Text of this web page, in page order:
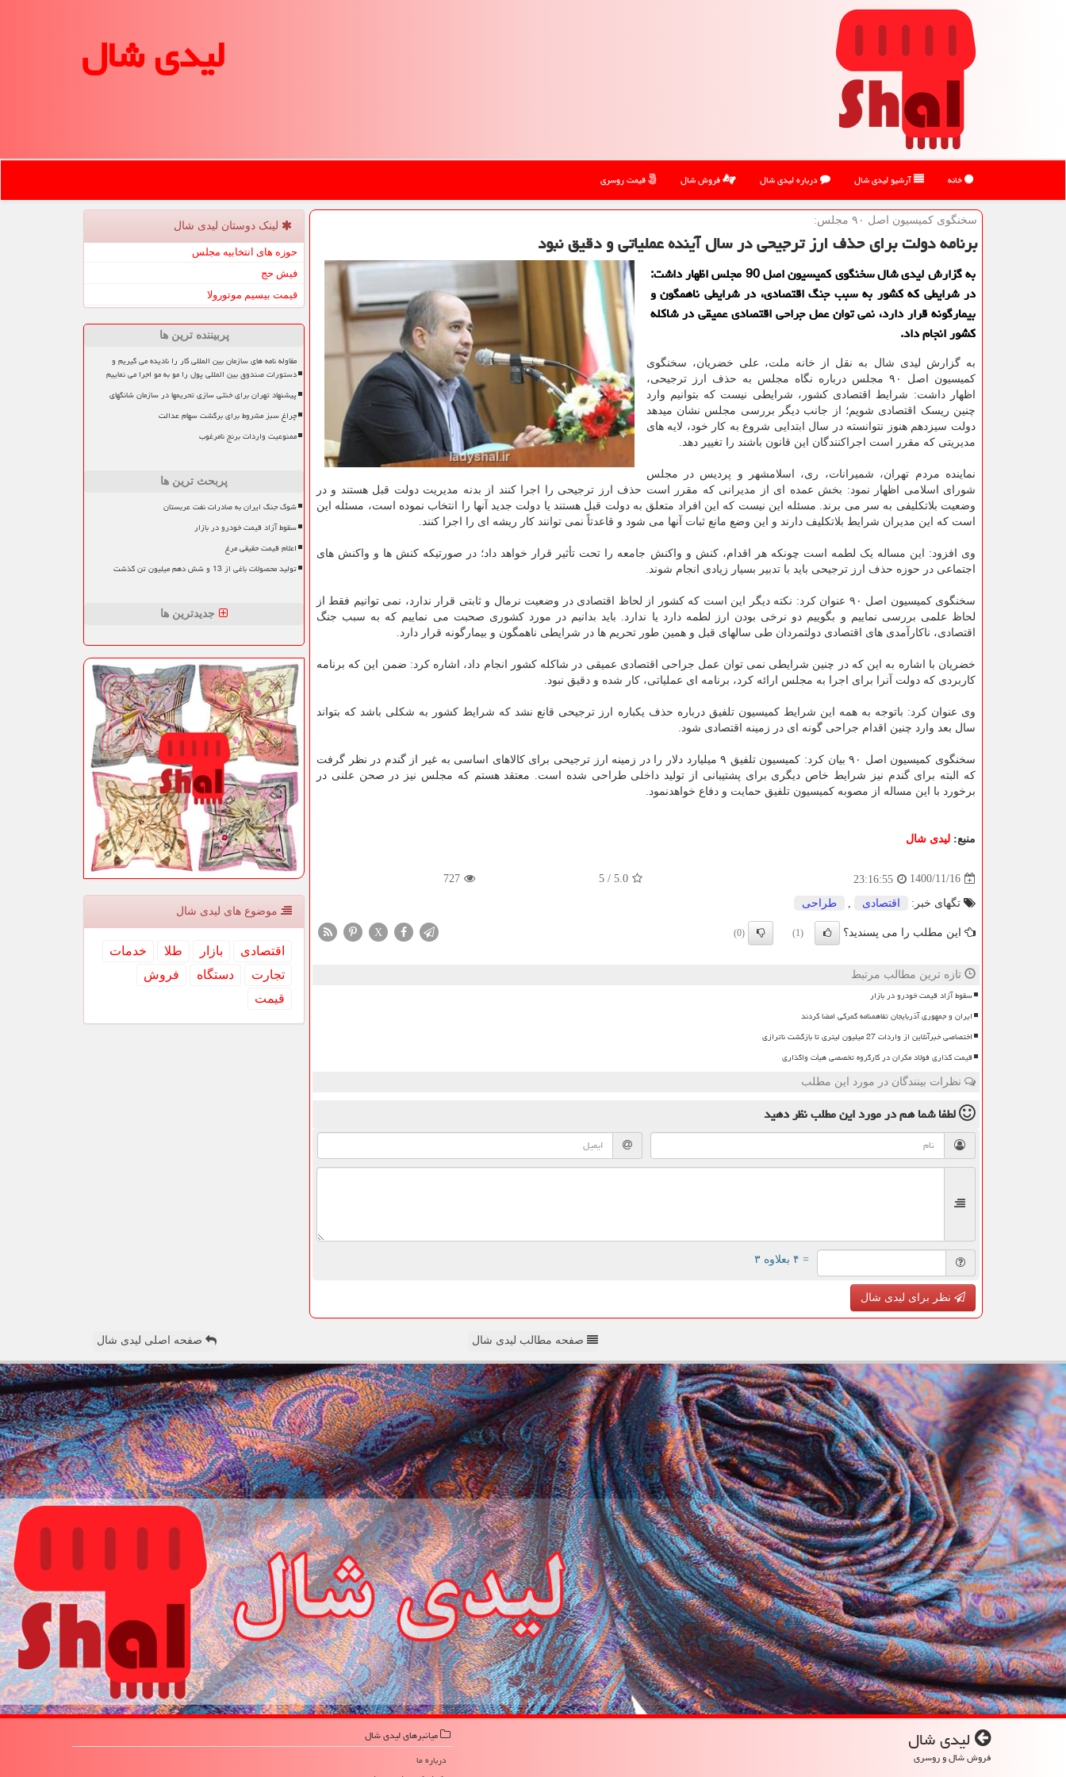
لیدی شال
خانه آرشیو لیدی شال درباره لیدی شال فروش شال قیمت روسری
سخنگوی كمیسیون اصل ۹۰ مجلس:
برنامه دولت برای حذف ارز ترجیحی در سال آینده عملیاتی و دقیق نبود
به گزارش لیدی شال سخنگوی کمیسیون اصل 90 مجلس اظهار داشت:
در شرایطی که کشور به سبب جنگ اقتصادی، در شرایطی ناهمگون و
بیمارگونه قرار دارد، نمی توان عمل جراحی اقتصادی عمیقی در شاکله
کشور انجام داد.
به گزارش لیدی شال به نقل از خانه ملت، علی خضریان، سخنگوی
کمیسیون اصل ۹۰ مجلس درباره نگاه مجلس به حذف ارز ترجیحی،
اظهار داشت: شرایط اقتصادی کشور، شرایطی نیست که بتوانیم وارد
چنین ریسک اقتصادی شویم؛ از جانب دیگر بررسی مجلس نشان میدهد
دولت سیزدهم هنوز نتوانسته در سال ابتدایی شروع به کار خود، لایه های
مدیریتی که مقرر است اجراکنندگان این قانون باشند را تغییر دهد.
نماینده مردم تهران، شمیرانات، ری، اسلامشهر و پردیس در مجلس
شورای اسلامی اظهار نمود: بخش عمده ای از مدیرانی که مقرر است حذف ارز ترجیحی را اجرا کنند از بدنه مدیریت دولت قبل هستند و در
وضعیت بلاتکلیفی به سر می برند. مسئله این نیست که این افراد متعلق به دولت قبل هستند یا دولت جدید آنها را انتخاب نموده است، مسئله این
است که این مدیران شرایط بلاتکلیف دارند و این وضع مانع ثبات آنها می شود و قاعدتاً نمی توانند کار ریشه ای را اجرا کنند.
وی افزود: این مساله یک لطمه است چونکه هر اقدام، کنش و واکنش جامعه را تحت تأثیر قرار خواهد داد؛ در صورتیکه کنش ها و واکنش های
اجتماعی در حوزه حذف ارز ترجیحی باید با تدبیر بسیار زیادی انجام شوند.
سخنگوی کمیسیون اصل ۹۰ عنوان کرد: نکته دیگر این است که کشور از لحاظ اقتصادی در وضعیت نرمال و ثابتی قرار ندارد، نمی توانیم فقط از
لحاظ علمی بررسی نماییم و بگوییم دو نرخی بودن ارز لطمه دارد یا ندارد. باید بدانیم در مورد کشوری صحبت می نماییم که به سبب جنگ
اقتصادی، ناکارآمدی های اقتصادی دولتمردان طی سالهای قبل و همین طور تحریم ها در شرایطی ناهمگون و بیمارگونه قرار دارد.
خضریان با اشاره به این که در چنین شرایطی نمی توان عمل جراحی اقتصادی عمیقی در شاکله کشور انجام داد، اشاره کرد: ضمن این که برنامه
کاربردی که دولت آنرا برای اجرا به مجلس ارائه کرد، برنامه ای عملیاتی، کار شده و دقیق نبود.
وی عنوان کرد: باتوجه به همه این شرایط کمیسیون تلفیق درباره حذف یکباره ارز ترجیحی قانع نشد که شرایط کشور به شکلی باشد که بتواند
سال بعد وارد چنین اقدام جراحی گونه ای در زمینه اقتصادی شود.
سخنگوی کمیسیون اصل ۹۰ بیان کرد: کمیسیون تلفیق ۹ میلیارد دلار را در زمینه ارز ترجیحی برای کالاهای اساسی به غیر از گندم در نظر گرفت
که البته برای گندم نیز شرایط خاص دیگری برای پشتیبانی از تولید داخلی طراحی شده است. معتقد هستم که مجلس نیز در صحن علنی در
برخورد با این مساله از مصوبه کمیسیون تلفیق حمایت و دفاع خواهدنمود.
منبع: لیدی شال
1400/11/16
23:16:55
5.0
/
5
727
تگهای خبر: اقتصادی طراحی
این مطلب را می پسندید؟ (1)
(0)
X
تازه ترین مطالب مرتبط
سقوط آزاد قیمت خودرو در بازار
ایران و جمهوری آذربایجان تفاهمنامه گمرکی امضا کردند
اختصاصی خبرآنلاین از واردات 27 میلیون لیتری تا بازگشت ناترازی
قیمت گذاری فولاد مکران در کارگروه تخصصی هیأت واگذاری
نظرات بینندگان در مورد این مطلب
لطفا شما همدر مورد این مطلبنظر دهید
= ۴ بعلاوه ۳
نظر برای لیدی شال
لینک دوستان لیدی شال
حوزه های انتخابیه مجلس
فیش حج
قیمت بیسیم موتورولا
پربیننده ترین ها
مقاوله نامه های سازمان بین المللی کار را نادیده می گیریم و
دستورات صندوق بین المللی پول را مو به مو اجرا می نماییم
پیشنهاد تهران برای خنثی سازی تحریمها در سازمان شانگهای
چراغ سبز مشروط برای برگشت سهام عدالت
ممنوعیت واردات برنج نامرغوب
پربحث ترین ها
شوک جنگ ایران به صادرات نفت عربستان
سقوط آزاد قیمت خودرو در بازار
اعلام قیمت حقیقی مرغ
تولید محصولات باغی از 13 و شش دهم میلیون تن گذشت
جدیدترین ها
موضوع های لیدی شال
اقتصادی بازار طلا
خدمات
تجارت
دستگاه
فروش
قیمت
صفحه مطالب لیدی شال صفحه اصلی لیدی شال
لیدی شال
فروش شال و روسری
میانبرهای لیدی شال
درباره ما